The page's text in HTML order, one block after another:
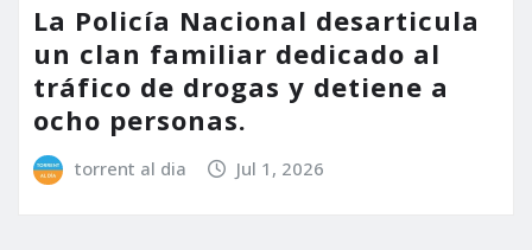
La Policía Nacional desarticula
un clan familiar dedicado al
tráfico de drogas y detiene a
ocho personas.
torrent al dia Jul 1, 2026